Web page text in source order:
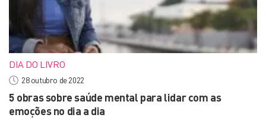
DIA DO LIVRO
28 outubro de 2022
5 obras sobre saúde mental para lidar com as
emoções no dia a dia